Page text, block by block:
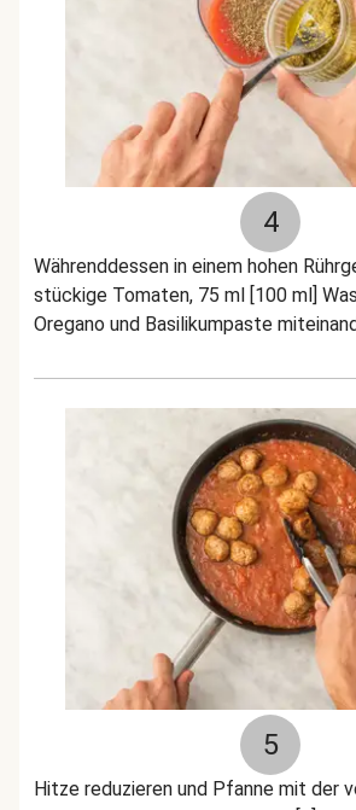
4
Währenddessen in einem hohen
stückige Tomaten, 75 ml [100 ml]
Oregano und Basilikumpaste
5
Hitze reduzieren und Pfanne mit der